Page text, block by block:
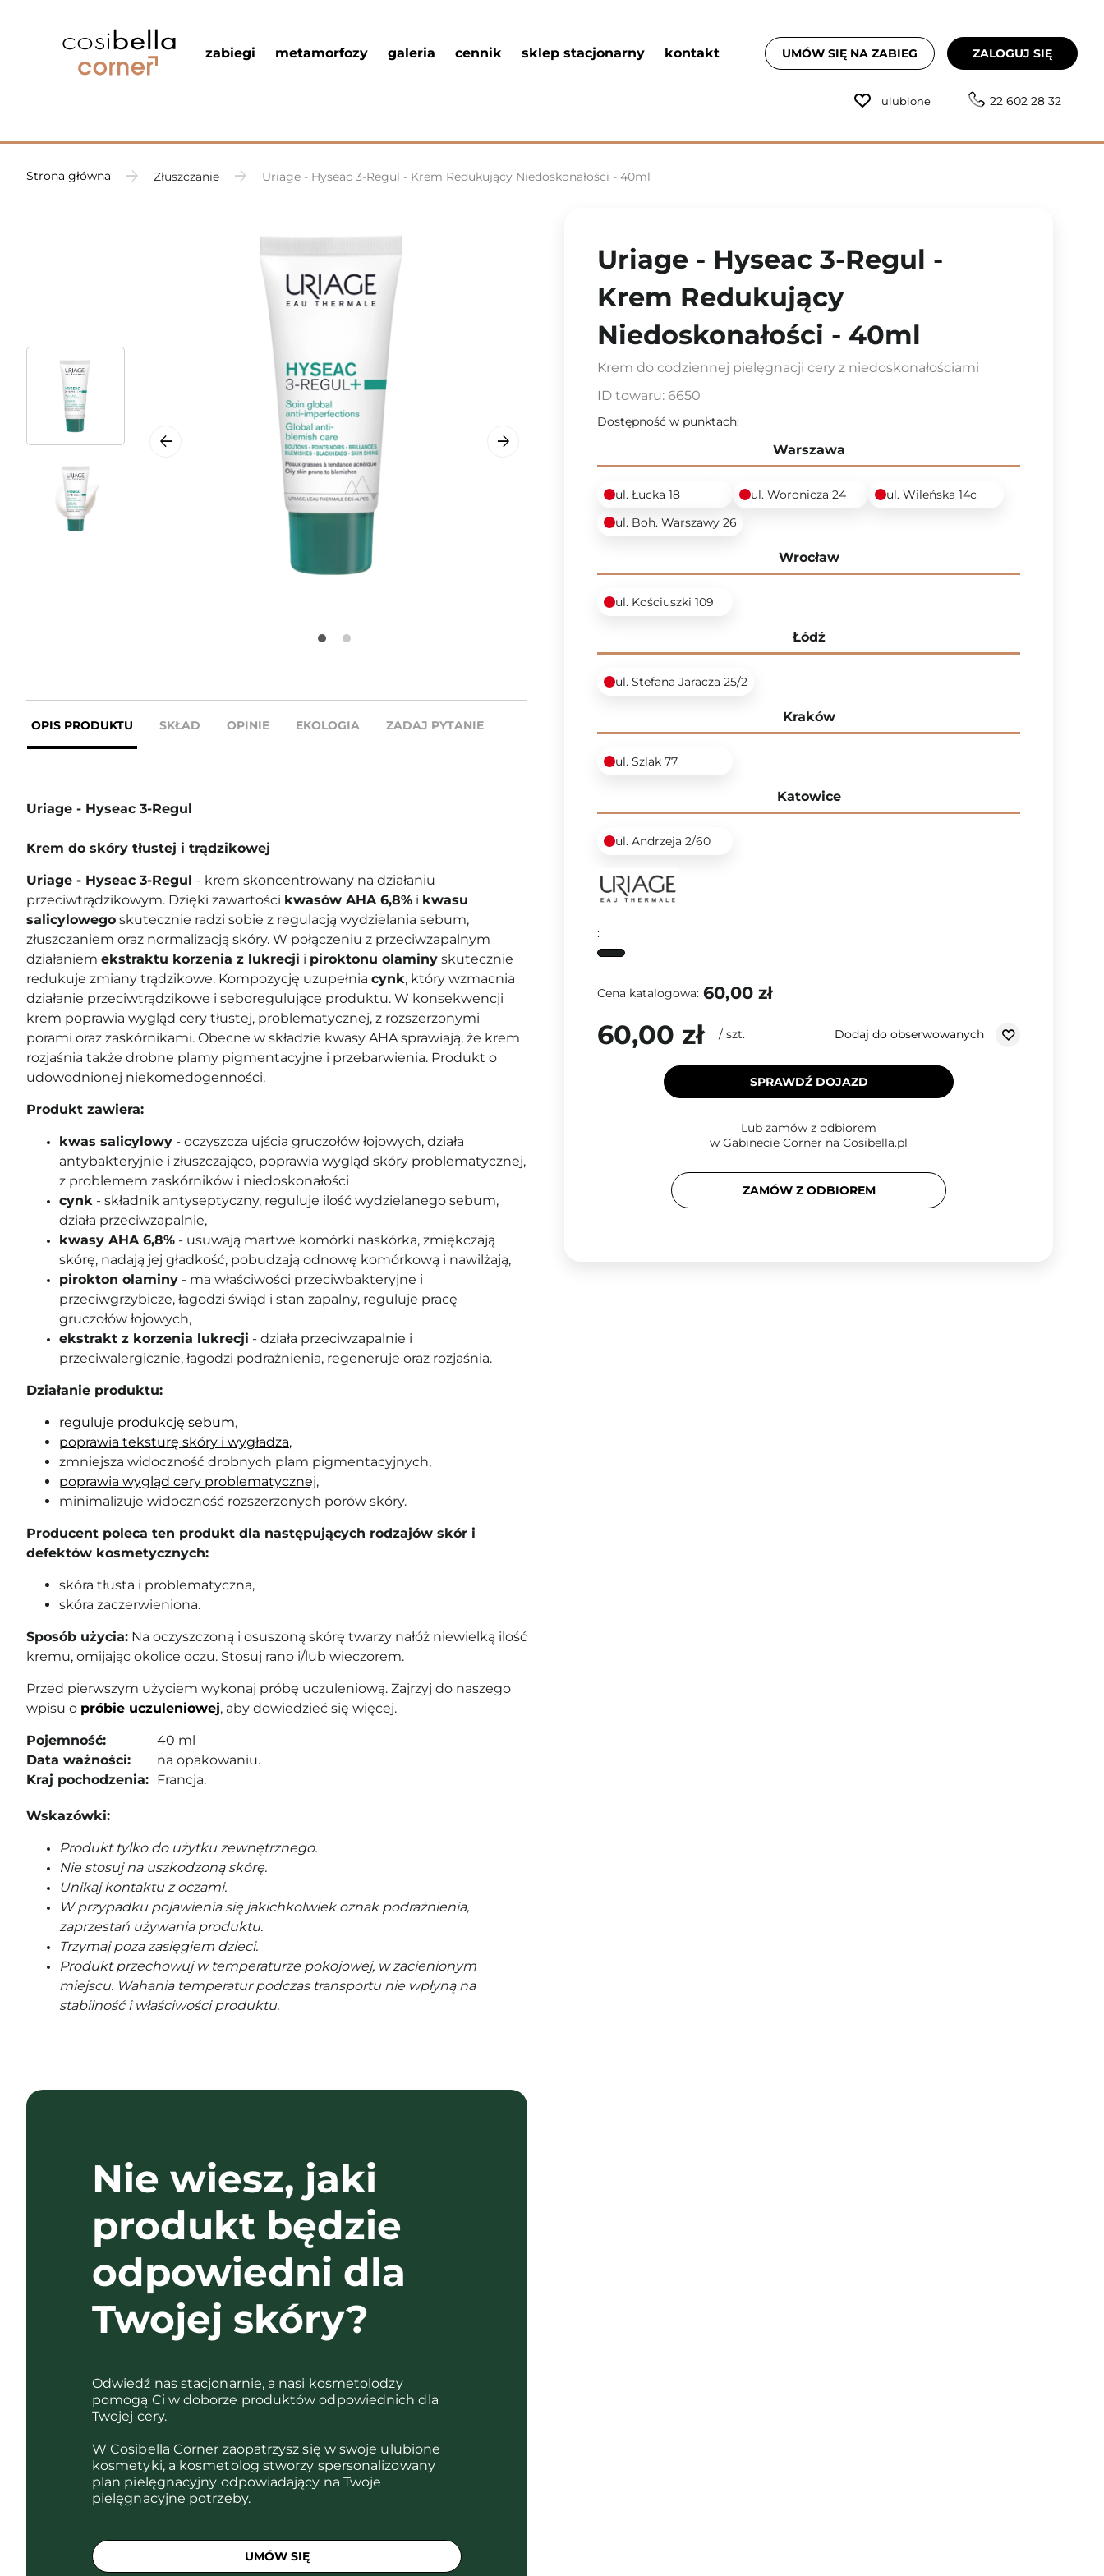
zabiegi metamorfozy galeria cennik sklep stacjonarny kontakt UMÓW SIĘ NA ZABIEG ZALOGUJ SIĘ
ulubione 22 602 28 32
Strona główna Złuszczanie Uriage - Hyseac 3-Regul - Krem Redukujący Niedoskonałości - 40ml
OPIS PRODUKTU SKŁAD OPINIE EKOLOGIA ZADAJ PYTANIE
Uriage - Hyseac 3-Regul
Krem do skóry tłustej i trądzikowej
Uriage - Hyseac 3-Regul - krem skoncentrowany na działaniu
przeciwtrądzikowym. Dzięki zawartości kwasów AHA 6,8% i kwasu
salicylowego skutecznie radzi sobie z regulacją wydzielania sebum,
złuszczaniem oraz normalizacją skóry. W połączeniu z przeciwzapalnym
działaniem ekstraktu korzenia z lukrecji i piroktonu olaminy skutecznie
redukuje zmiany trądzikowe. Kompozycję uzupełnia cynk, który wzmacnia
działanie przeciwtrądzikowe i seboregulujące produktu. W konsekwencji
krem poprawia wygląd cery tłustej, problematycznej, z rozszerzonymi
porami oraz zaskórnikami. Obecne w składzie kwasy AHA sprawiają, że krem
rozjaśnia także drobne plamy pigmentacyjne i przebarwienia. Produkt o
udowodnionej niekomedogenności.
Produkt zawiera:
kwas salicylowy - oczyszcza ujścia gruczołów łojowych, działa
antybakteryjnie i złuszczająco, poprawia wygląd skóry problematycznej,
z problemem zaskórników i niedoskonałości
cynk - składnik antyseptyczny, reguluje ilość wydzielanego sebum,
działa przeciwzapalnie,
kwasy AHA 6,8% - usuwają martwe komórki naskórka, zmiękczają
skórę, nadają jej gładkość, pobudzają odnowę komórkową i nawilżają,
pirokton olaminy - ma właściwości przeciwbakteryjne i
przeciwgrzybicze, łagodzi świąd i stan zapalny, reguluje pracę
gruczołów łojowych,
ekstrakt z korzenia lukrecji - działa przeciwzapalnie i
przeciwalergicznie, łagodzi podrażnienia, regeneruje oraz rozjaśnia.
Działanie produktu:
reguluje produkcję sebum,
poprawia teksturę skóry i wygładza,
zmniejsza widoczność drobnych plam pigmentacyjnych,
poprawia wygląd cery problematycznej,
minimalizuje widoczność rozszerzonych porów skóry.
Producent poleca ten produkt dla następujących rodzajów skór i
defektów kosmetycznych:
skóra tłusta i problematyczna,
skóra zaczerwieniona.
Sposób użycia: Na oczyszczoną i osuszoną skórę twarzy nałóż niewielką ilość
kremu, omijając okolice oczu. Stosuj rano i/lub wieczorem.
Przed pierwszym użyciem wykonaj próbę uczuleniową. Zajrzyj do naszego
wpisu o próbie uczuleniowej, aby dowiedzieć się więcej.
Pojemność:
40 ml
Data ważności:
na opakowaniu.
Kraj pochodzenia: Francja.
Wskazówki:
Produkt tylko do użytku zewnętrznego.
Nie stosuj na uszkodzoną skórę.
Unikaj kontaktu z oczami.
W przypadku pojawienia się jakichkolwiek oznak podrażnienia,
zaprzestań używania produktu.
Trzymaj poza zasięgiem dzieci.
Produkt przechowuj w temperaturze pokojowej, w zacienionym
miejscu. Wahania temperatur podczas transportu nie wpłyną na
stabilność i właściwości produktu.
Nie wiesz, jaki
produkt będzie
odpowiedni dla
Twojej skóry?
Odwiedź nas stacjonarnie, a nasi kosmetolodzy
pomogą Ci w doborze produktów odpowiednich dla
Twojej cery.
W Cosibella Corner zaopatrzysz się w swoje ulubione
kosmetyki, a kosmetolog stworzy spersonalizowany
plan pielęgnacyjny odpowiadający na Twoje
pielęgnacyjne potrzeby.
UMÓW SIĘ
Uriage - Hyseac 3-Regul -
Krem Redukujący
Niedoskonałości - 40ml
Krem do codziennej pielęgnacji cery z niedoskonałościami
ID towaru: 6650
Dostępność w punktach:
Warszawa
ul. Łucka 18 ul. Woronicza 24
ul. Wileńska 14c
ul. Boh. Warszawy 26
Wrocław
ul. Kościuszki 109
Łódź
ul. Stefana Jaracza 25/2
Kraków
ul. Szlak 77
Katowice
ul. Andrzeja 2/60
:
Cena katalogowa: 60,00 zł
60,00 zł / szt. Dodaj do obserwowanych
SPRAWDŹ DOJAZD
Lub zamów z odbiorem
w Gabinecie Corner na Cosibella.pl
ZAMÓW Z ODBIOREM